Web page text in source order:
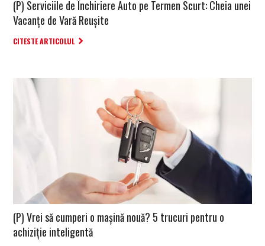
(P) Serviciile de Închiriere Auto pe Termen Scurt: Cheia unei
Vacanțe de Vară Reușite
CITESTE ARTICOLUL
(P) Vrei să cumperi o mașină nouă? 5 trucuri pentru o
achiziție inteligentă